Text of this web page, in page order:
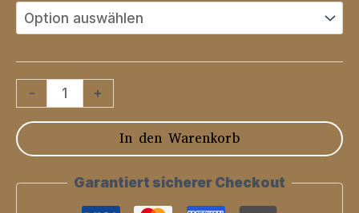
-
Aromatisierter
Blüte
Taiwan
+
In den Warenkorb
Garantiert sicherer Checkout